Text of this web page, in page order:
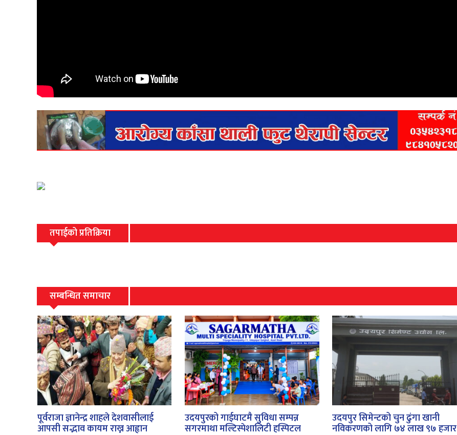
तपाईको प्रतिक्रिया
सम्बन्धित समाचार
पूर्वराजा ज्ञानेन्द्र शाहले देशवासीलाई
आपसी सद्भाव कायम राख्न आह्वान
उदयपुरको गाईघाटमै सुविधा सम्पन्न
सगरमाथा मल्टिस्पेशालिटी हस्पिटल
उदयपुर सिमेन्टको चुन ढुंगा खानी
नविकरणको लागि ७४ लाख ९७ हजार